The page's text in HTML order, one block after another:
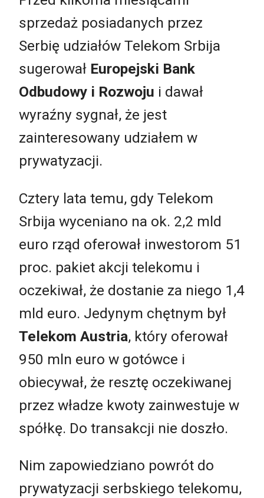
sprzedaż posiadanych przez
Serbię udziałów Telekom Srbija
sugerował Europejski Bank
Odbudowy i Rozwoju i dawał
wyraźny sygnał, że jest
zainteresowany udziałem w
prywatyzacji.
Cztery lata temu, gdy Telekom
Srbija wyceniano na ok. 2,2 mld
euro rząd oferował inwestorom 51
proc. pakiet akcji telekomu i
oczekiwał, że dostanie za niego 1,4
mld euro. Jedynym chętnym był
Telekom Austria, który oferował
950 mln euro w gotówce i
obiecywał, że resztę oczekiwanej
przez władze kwoty zainwestuje w
spółkę. Do transakcji nie doszło.
Nim zapowiedziano powrót do
prywatyzacji serbskiego telekomu,